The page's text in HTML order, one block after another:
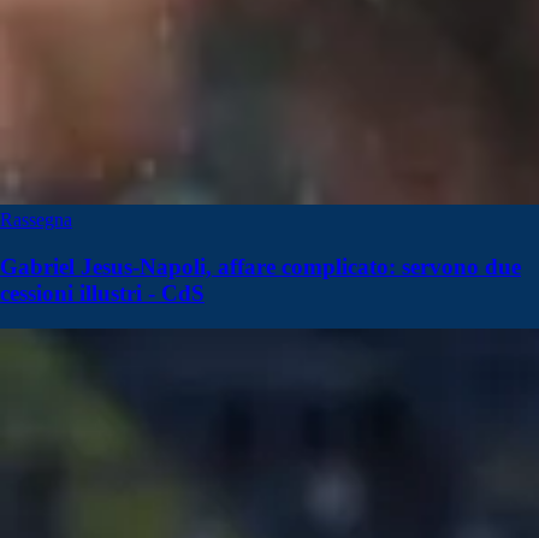
Rassegna
Gabriel Jesus-Napoli, affare complicato: servono due
cessioni illustri - CdS